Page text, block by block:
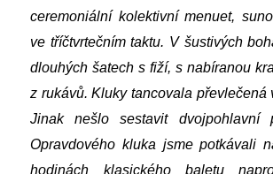
ceremoniální kolektivní menuet,
ve tříčtvrtečním taktu. V šustivých
dlouhých šatech s fiží, s nabíranou
z rukávů. Kluky tancovala převlečená
Jinak nešlo sestavit dvojpohlavní
Opravdového kluka jsme potkávali
hodinách klasického baletu